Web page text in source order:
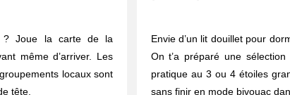
? Joue la carte de la
même d’arriver. Les
locaux sont
tête.
Envie d’un lit douillet pour
On t’a préparé une
pratique au 3 ou 4 étoiles
sans finir en mode bivouac